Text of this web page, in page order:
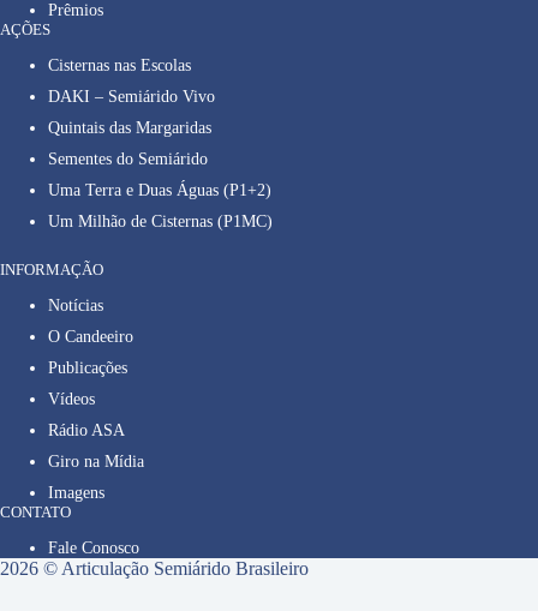
Prêmios
AÇÕES
Cisternas nas Escolas
DAKI – Semiárido Vivo
Quintais das Margaridas
Sementes do Semiárido
Uma Terra e Duas Águas (P1+2)
Um Milhão de Cisternas (P1MC)
INFORMAÇÃO
Notícias
O Candeeiro
Publicações
Vídeos
Rádio ASA
Giro na Mídia
Imagens
CONTATO
Fale Conosco
2026 © Articulação Semiárido Brasileiro